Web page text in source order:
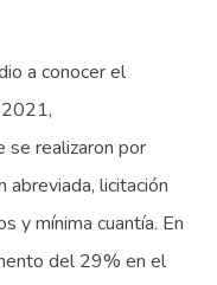
a conocer el
se realizaron por
abreviada, licitación
y mínima cuantía. En
del 29% en el